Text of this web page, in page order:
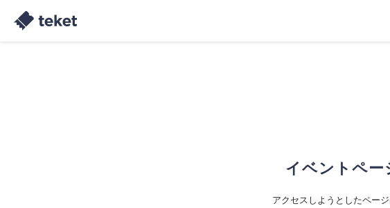
イベントペー
アクセスしようとしたペー